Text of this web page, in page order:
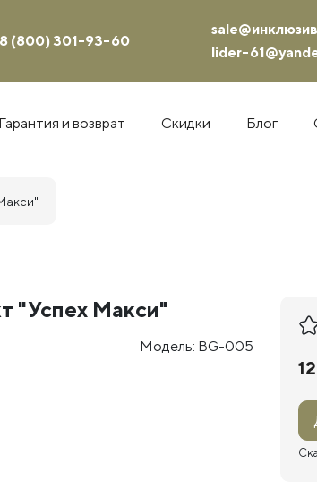
8 (800) 301-93-60
lider-
Гарантия и возврат Скидки Блог
"Успех Макси"
Модель: BG-005